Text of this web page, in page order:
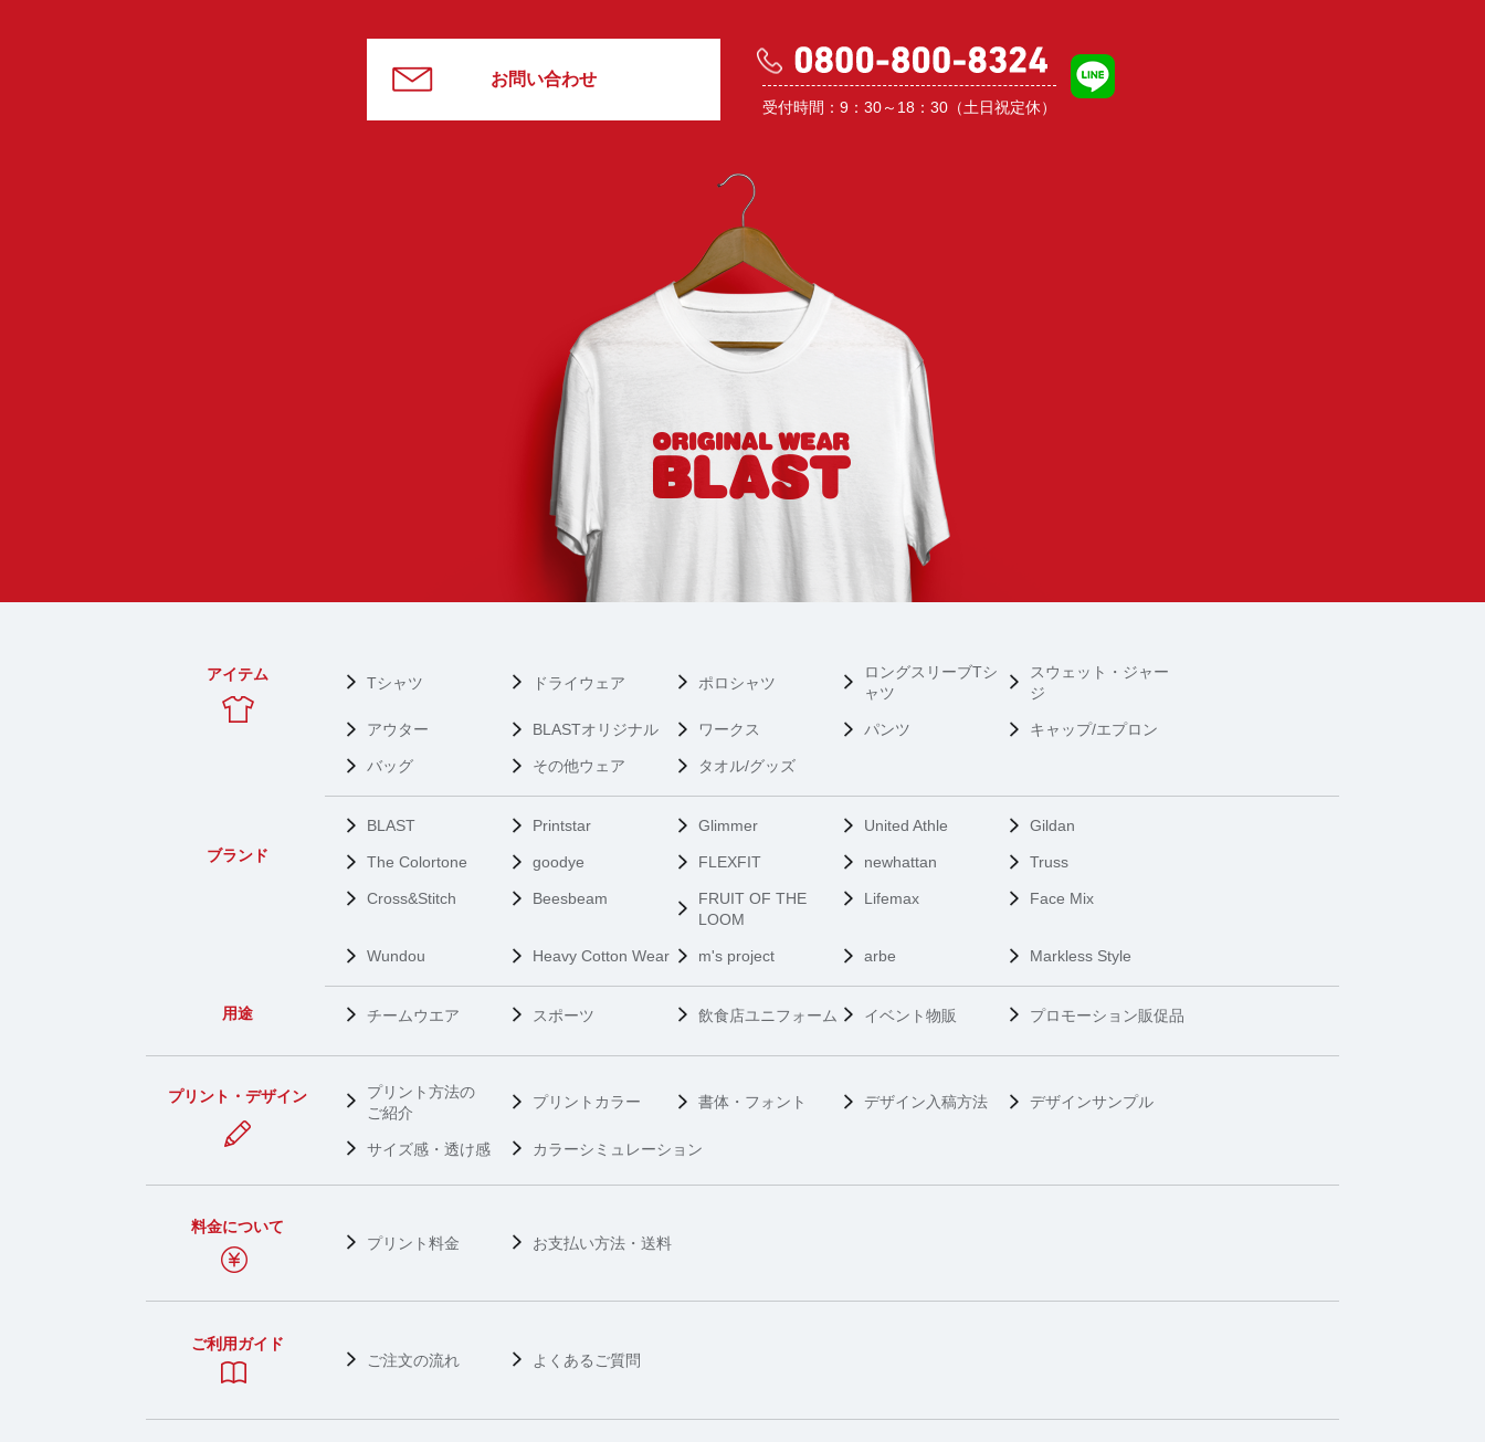
お問い合わせ
受付時間：9：30～18：30（土日祝定休）
アイテム Tシャツ ドライウェア ポロシャツ
ロングスリーブTシ
ャツ
スウェット・ジャー
ジ
アウター BLASTオリジナル ワークス パンツ キャップ/エプロン
バッグ その他ウェア タオル/グッズ
ブランド
BLAST Printstar Glimmer United Athle Gildan
The Colortone goodye FLEXFIT newhattan Truss
Cross&Stitch Beesbeam
FRUIT OF THE
LOOM
Lifemax Face Mix
Wundou Heavy Cotton Wear m's project arbe Markless Style
用途 チームウエア スポーツ 飲食店ユニフォーム イベント物販 プロモーション販促品
プリント・デザイン
プリント方法の
ご紹介
プリントカラー 書体・フォント デザイン入稿方法 デザインサンプル
サイズ感・透け感 カラーシミュレーション
料金について
プリント料金
お支払い方法・送料
ご利用ガイド
ご注文の流れ
よくあるご質問